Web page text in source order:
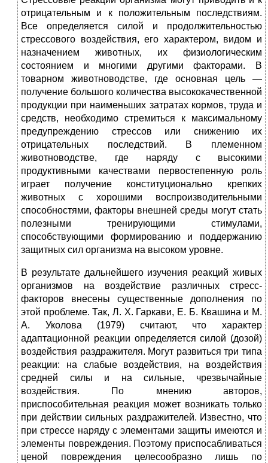
отрицательным и к положительным последствиям.
Все определяется силой и продолжительностью
стрессового воздействия, его характером, видом и
назначением животных, их физиологическим
состоянием и многими другими факторами. В
товарном животноводстве, где основная цель —
получение большого количества высококачественной
продукции при наименьших затратах кормов, труда и
средств, необходимо стремиться к максимальному
предупреждению стрессов или снижению их
отрицательных последствий. В племенном
животноводстве, где наряду с высокими
продуктивными качествами первостепенную роль
играет получение конституционально крепких
животных с хорошими воспроизводительными
способностями, факторы внешней среды могут стать
полезными тренирующими стимулами,
способствующими формированию и поддержанию
защитных сил организма на высоком уровне.
В результате дальнейшего изучения реакций живых
организмов на воздействие различных стресс-
факторов внесены существенные дополнения по
этой проблеме. Так, Л. X. Гаркави, Е. Б. Квашина и М.
А. Уколова (1979) считают, что характер
адаптационной реакции определяется силой (дозой)
воздействия раздражителя. Могут развиться три типа
реакции: на слабые воздействия, на воздействия
средней силы и на сильные, чрезвычайные
воздействия. По мнению авторов,
приспособительная реакция может возникать только
при действии сильных раздражителей. Известно, что
при стрессе наряду с элементами защиты имеются и
элементы повреждения. Поэтому приспосабливаться
ценой повреждения целесообразно лишь по